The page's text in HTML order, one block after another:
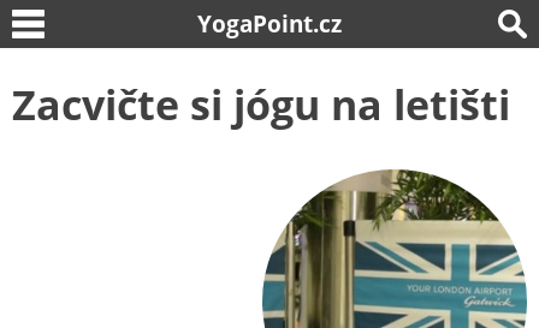
YogaPoint.cz
Zacvičte si jógu na letišti